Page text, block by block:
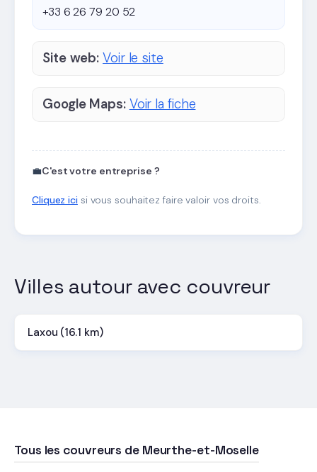
+33 6 26 79 20 52
Site web: Voir le site
Google Maps: Voir la fiche
💼C'est votre entreprise ?
Cliquez icisi vous souhaitez faire valoir vos droits.
Villes autour avec couvreur
Laxou (16.1 km)
Tous les couvreurs de Meurthe-et-Moselle